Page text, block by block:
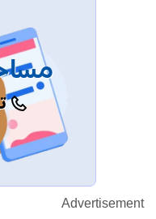
Advertisement